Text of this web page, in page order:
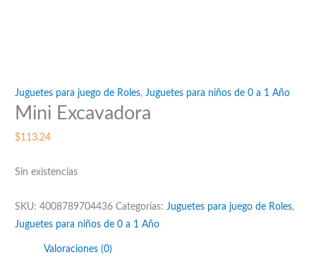
Juguetes para juego de Roles,Juguetes para niños de 0 a 1 Año
Mini Excavadora
$113.24
Sin existencias
SKU:4008789704436 Categorías: Juguetes para juego de Roles,
Juguetes para niños de 0 a 1 Año
Valoraciones (0)